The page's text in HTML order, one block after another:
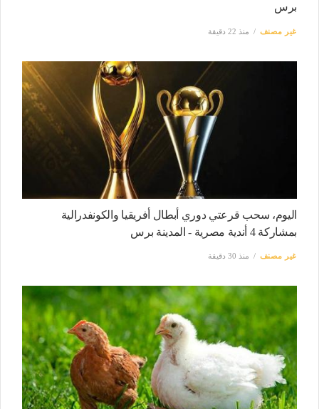
برس
غير مصنف منذ 22 دقيقة
اليوم، سحب قرعتي دوري أبطال أفريقيا والكونفدرالية
بمشاركة 4 أندية مصرية - المدينة برس
غير مصنف منذ 30 دقيقة